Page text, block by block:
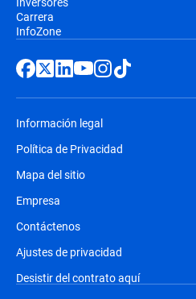
Carrera
InfoZone
Información legal
Política de Privacidad
Mapa del sitio
Empresa
Contáctenos
Ajustes de privacidad
Desistir del contrato aquí